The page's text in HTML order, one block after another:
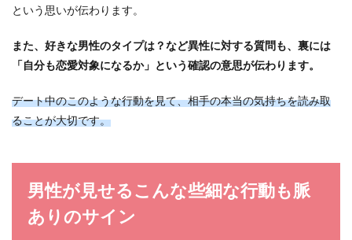
という思いが伝わります。
また、好きな男性のタイプは？など異性に対する質問も、裏には
「自分も恋愛対象になるか」という確認の意思が伝わります。
デート中のこのような行動を見て、相手の本当の気持ちを読み取
ることが大切です。
男性が見せるこんな些細な行動も脈
ありのサイン